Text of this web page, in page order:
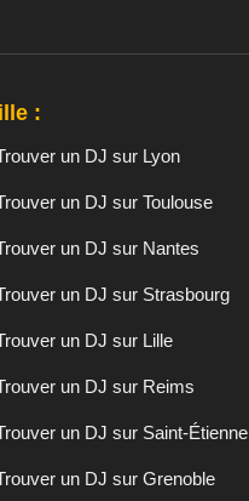
:
un DJ sur Lyon
un DJ sur Toulouse
un DJ sur Nantes
un DJ sur Strasbourg
un DJ sur Lille
un DJ sur Reims
un DJ sur Saint-Étienne
un DJ sur Grenoble